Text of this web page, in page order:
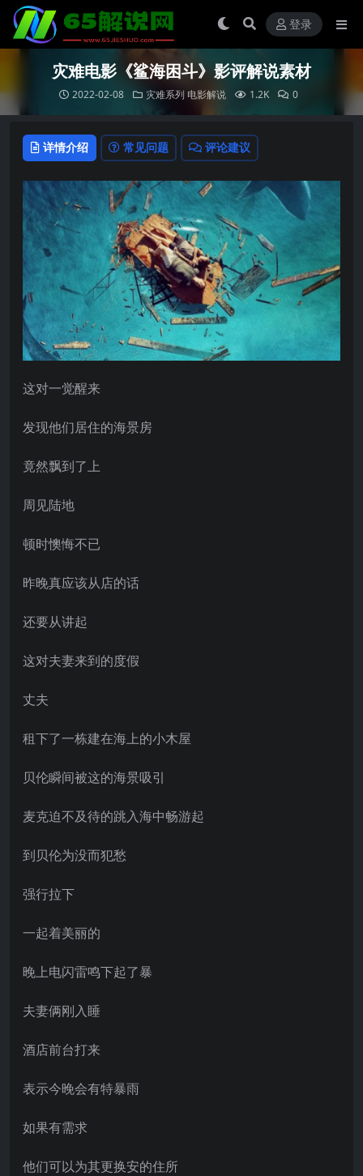
登录
灾难电影《鲨海困斗》影评解说素材
2022-02-08 灾难系列 电影解说 1.2K 0
详情介绍 常见问题 评论建议
这对一觉醒来
发现他们居住的海景房
竟然飘到了上
周见陆地
顿时懊悔不已
昨晚真应该从店的话
还要从讲起
这对夫妻来到的度假
丈夫
租下了一栋建在海上的小木屋
贝伦瞬间被这的海景吸引
麦克迫不及待的跳入海中畅游起
到贝伦为没而犯愁
强行拉下
一起着美丽的
晚上电闪雷鸣下起了暴
夫妻俩刚入睡
酒店前台打来
表示今晚会有特暴雨
如果有需求
他们可以为其更换安的住所